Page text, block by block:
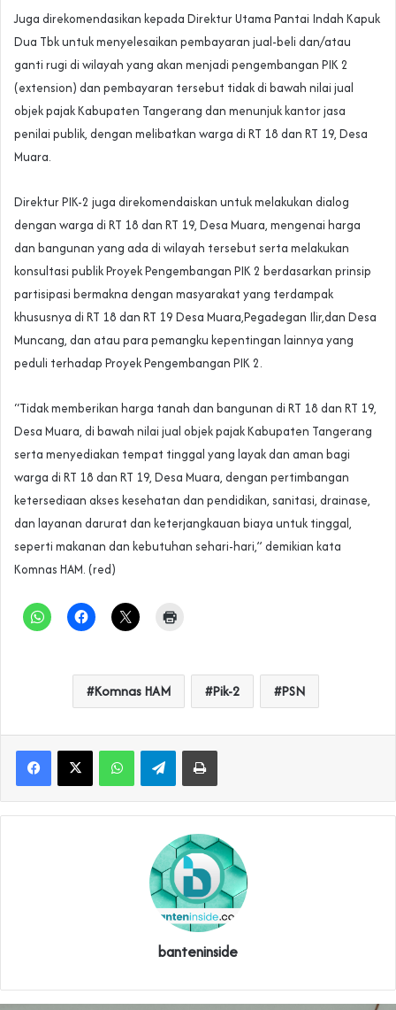
Juga direkomendasikan kepada Direktur Utama Pantai Indah Kapuk
Dua Tbk untuk menyelesaikan pembayaran jual-beli dan/atau
ganti rugi di wilayah yang akan menjadi pengembangan PIK 2
(extension) dan pembayaran tersebut tidak di bawah nilai jual
objek pajak Kabupaten Tangerang dan menunjuk kantor jasa
penilai publik, dengan melibatkan warga di RT 18 dan RT 19, Desa
Muara.
Direktur PIK-2 juga direkomendaiskan untuk melakukan dialog
dengan warga di RT 18 dan RT 19, Desa Muara, mengenai harga
dan bangunan yang ada di wilayah tersebut serta melakukan
konsultasi publik Proyek Pengembangan PIK 2 berdasarkan prinsip
partisipasi bermakna dengan masyarakat yang terdampak
khususnya di RT 18 dan RT 19 Desa Muara,Pegadegan Ilir,dan Desa
Muncang, dan atau para pemangku kepentingan lainnya yang
peduli terhadap Proyek Pengembangan PIK 2.
“Tidak memberikan harga tanah dan bangunan di RT 18 dan RT 19,
Desa Muara, di bawah nilai jual objek pajak Kabupaten Tangerang
serta menyediakan tempat tinggal yang layak dan aman bagi
warga di RT 18 dan RT 19, Desa Muara, dengan pertimbangan
ketersediaan akses kesehatan dan pendidikan, sanitasi, drainase,
dan layanan darurat dan keterjangkauan biaya untuk tinggal,
seperti makanan dan kebutuhan sehari-hari,” demikian kata
Komnas HAM. (red)
Komnas HAM Pik-2 PSN
WhatsAppTelegramPrint
banteninside